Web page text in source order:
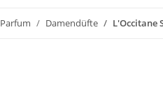
Parfum Damendüfte L'Occitane